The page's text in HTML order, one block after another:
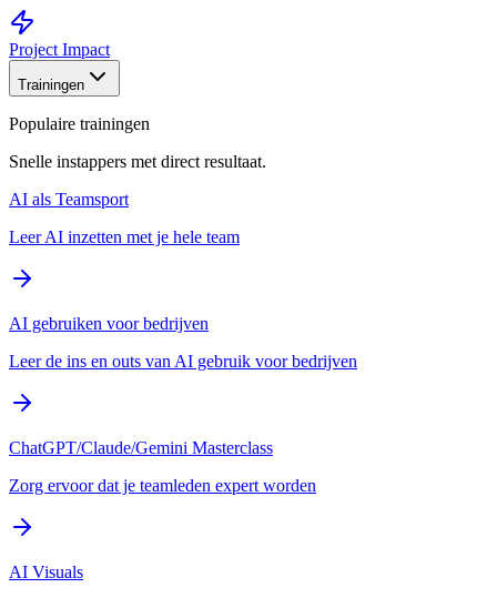
Project Impact
Trainingen
Populaire trainingen
Snelle instappers met direct resultaat.
AI als Teamsport
Leer AI inzetten met je hele team
AI gebruiken voor bedrijven
Leer de ins en outs van AI gebruik voor bedrijven
ChatGPT/Claude/Gemini Masterclass
Zorg ervoor dat je teamleden expert worden
AI Visuals